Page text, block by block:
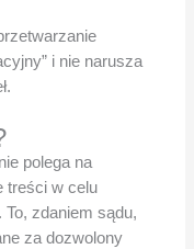
i nie narusza
polega na
treści w celu
zdaniem sądu,
za dozwolony